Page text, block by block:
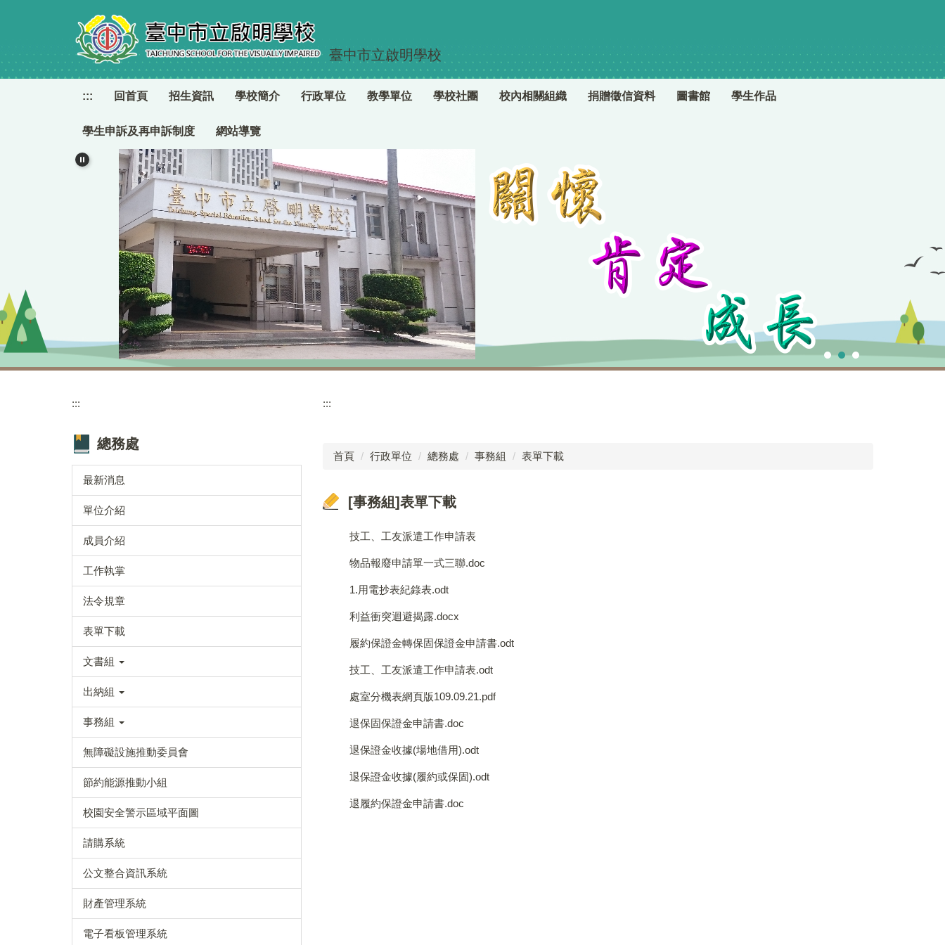
要
內
臺中市立啟明學校
::: 回首頁 招生資訊 學校簡介 行政單位 教學單位 學校社團 校內相關組織 捐贈徵信資料 圖書館 學生作品
學生申訴及再申訴制度 網站導覽
:::
總務處
最新消息
單位介紹
成員介紹
工作執掌
法令規章
表單下載
文書組
出納組
事務組
無障礙設施推動委員會
節約能源推動小組
校園安全警示區域平面圖
請購系統
公文整合資訊系統
財產管理系統
電子看板管理系統
:::
首頁 行政單位 總務處 事務組 表單下載
[事務組]表單下載
技工、工友派遣工作申請表
物品報廢申請單一式三聯.doc
1.用電抄表紀錄表.odt
利益衝突迴避揭露.docx
履約保證金轉保固保證金申請書.odt
技工、工友派遣工作申請表.odt
處室分機表網頁版109.09.21.pdf
退保固保證金申請書.doc
退保證金收據(場地借用).odt
退保證金收據(履約或保固).odt
退履約保證金申請書.doc